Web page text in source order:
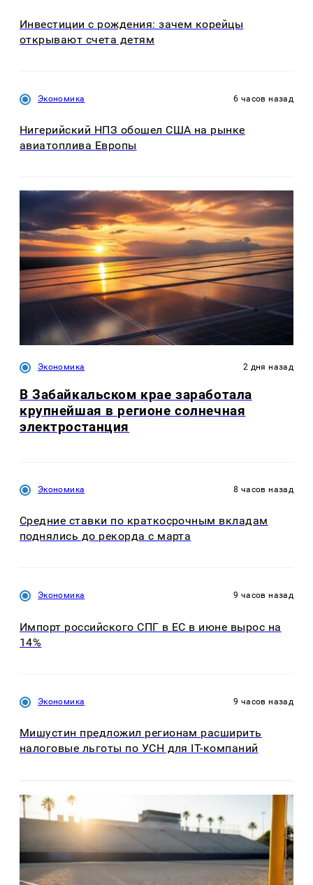
Инвестиции с рождения: зачем корейцы
открывают счета детям
Экономика 6 часов назад
Нигерийский НПЗ обошел США на рынке
авиатоплива Европы
Экономика 2 дня назад
В Забайкальском крае заработала
крупнейшая в регионе солнечная
электростанция
Экономика 8 часов назад
Средние ставки по краткосрочным вкладам
поднялись до рекорда с марта
Экономика 9 часов назад
Импорт российского СПГ в ЕС в июне вырос на
14%
Экономика 9 часов назад
Мишустин предложил регионам расширить
налоговые льготы по УСН для IT-компаний